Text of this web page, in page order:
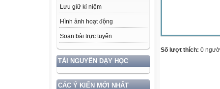
Lưu giữ kỉ niệm
Hình ảnh hoạt động
Soạn bài trực tuyến
TÀI NGUYÊN DẠY HỌC
CÁC Ý KIẾN MỚI NHẤT
Số lượt thích: 0